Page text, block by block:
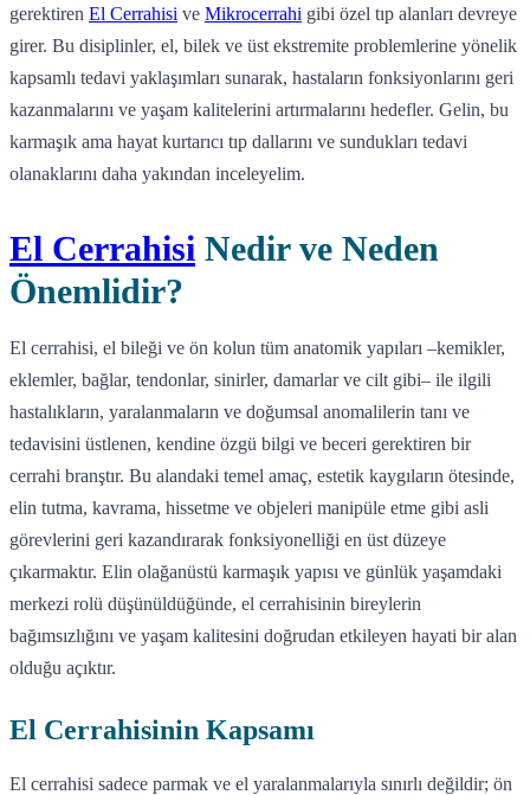
gerektiren El Cerrahisi ve Mikrocerrahi gibi özel tıp alanları devreye
girer. Bu disiplinler, el, bilek ve üst ekstremite problemlerine yönelik
kapsamlı tedavi yaklaşımları sunarak, hastaların fonksiyonlarını geri
kazanmalarını ve yaşam kalitelerini artırmalarını hedefler. Gelin, bu
karmaşık ama hayat kurtarıcı tıp dallarını ve sundukları tedavi
olanaklarını daha yakından inceleyelim.
El Cerrahisi Nedir ve Neden
Önemlidir?
El cerrahisi, el bileği ve ön kolun tüm anatomik yapıları –kemikler,
eklemler, bağlar, tendonlar, sinirler, damarlar ve cilt gibi– ile ilgili
hastalıkların, yaralanmaların ve doğumsal anomalilerin tanı ve
tedavisini üstlenen, kendine özgü bilgi ve beceri gerektiren bir
cerrahi branştır. Bu alandaki temel amaç, estetik kaygıların ötesinde,
elin tutma, kavrama, hissetme ve objeleri manipüle etme gibi asli
görevlerini geri kazandırarak fonksiyonelliği en üst düzeye
çıkarmaktır. Elin olağanüstü karmaşık yapısı ve günlük yaşamdaki
merkezi rolü düşünüldüğünde, el cerrahisinin bireylerin
bağımsızlığını ve yaşam kalitesini doğrudan etkileyen hayati bir alan
olduğu açıktır.
El Cerrahisinin Kapsamı
El cerrahisi sadece parmak ve el yaralanmalarıyla sınırlı değildir; ön